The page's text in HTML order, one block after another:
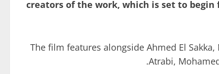
creators of the work, which is set to
The film features alongside Ahmed El
Atrabi,